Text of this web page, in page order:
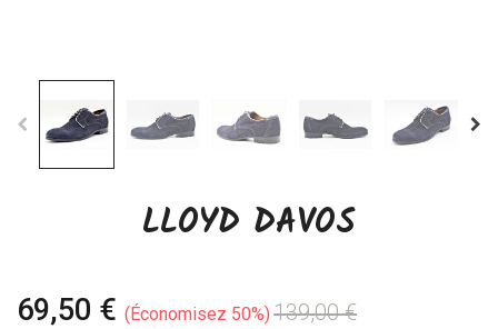
LLOYD DAVOS
69,50 € Économisez 50% 139,00 €